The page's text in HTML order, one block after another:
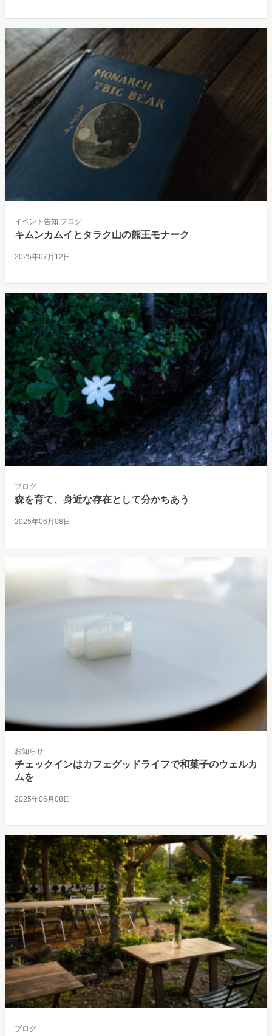
イベント告知 ブログ
キムンカムイとタラク山の熊王モナーク
2025年07月12日
ブログ
森を育て、身近な存在として分かちあう
2025年06月08日
お知らせ
チェックインはカフェグッドライフで和菓子のウェルカ
ムを
2025年06月08日
ブログ